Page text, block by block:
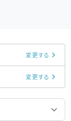
変更する
変更する